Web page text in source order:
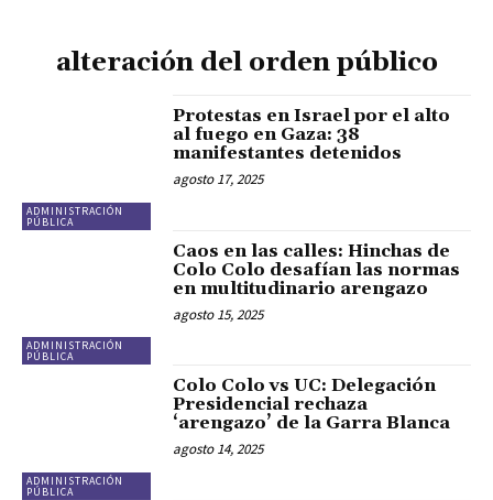
alteración del orden público
ADMINISTRACIÓN
PÚBLICA
Protestas en Israel por el alto
al fuego en Gaza: 38
manifestantes detenidos
agosto 17, 2025
ADMINISTRACIÓN
PÚBLICA
Caos en las calles: Hinchas de
Colo Colo desafían las normas
en multitudinario arengazo
agosto 15, 2025
ADMINISTRACIÓN
PÚBLICA
Colo Colo vs UC: Delegación
Presidencial rechaza
‘arengazo’ de la Garra Blanca
agosto 14, 2025